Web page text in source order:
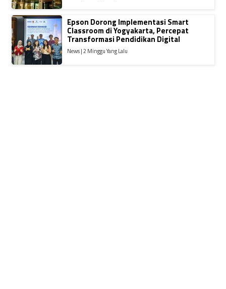
Epson Dorong Implementasi Smart
Classroom di Yogyakarta, Percepat
Transformasi Pendidikan Digital
News | 2 Minggu Yang Lalu